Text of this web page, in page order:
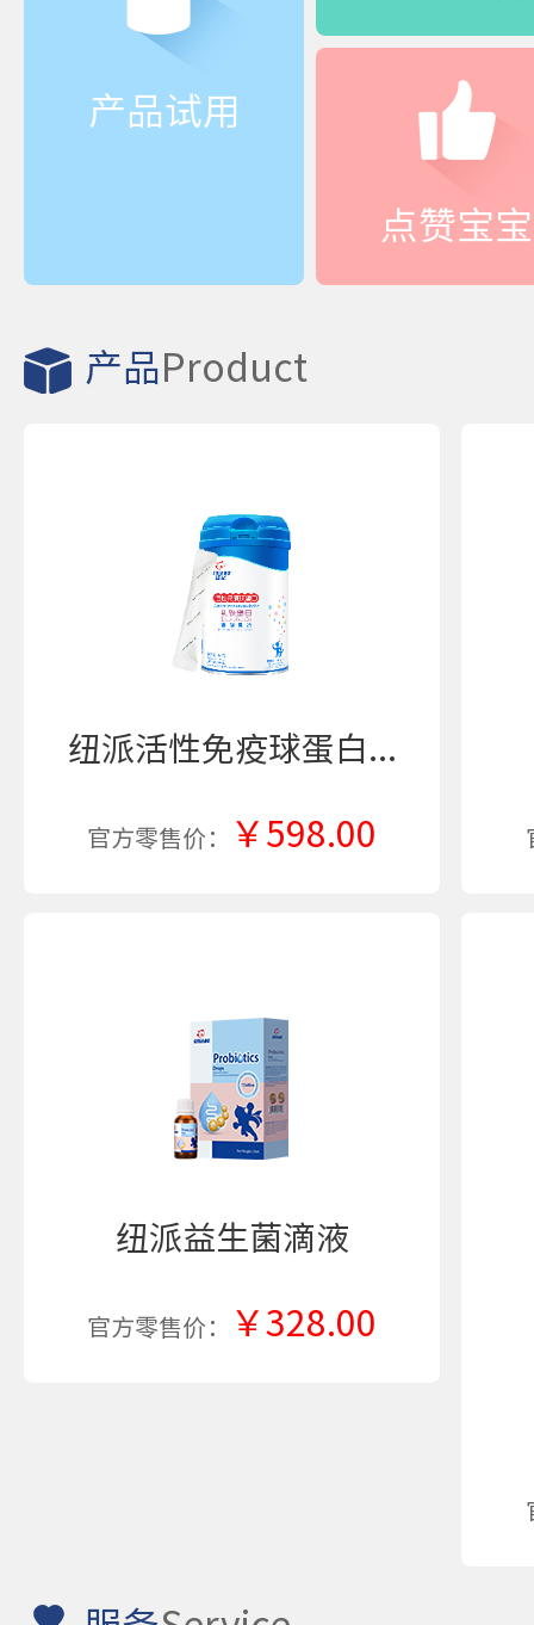
踏青游玩-好体质，
产品试用
点赞宝宝
产品 Product
纽派活性免疫球蛋白...
官方零售价： ￥598.00
纽派益生菌滴液
官方零售价： ￥328.00